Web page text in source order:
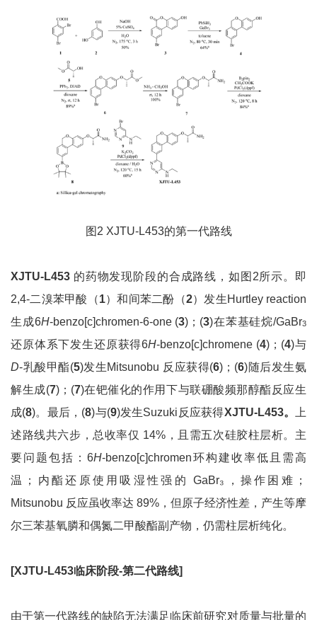
图2 XJTU-L453的第一代路线
XJTU-L453 的药物发现阶段的合成路线，如图2所示。即
2,4-二溴苯甲酸（1）和间苯二酚（2）发生Hurtley reaction
生成6H-benzo[c]chromen-6-one (3)；(3)在苯基硅烷/GaBr3
还原体系下发生还原获得6H-benzo[c]chromene (4)；(4)与
D-乳酸甲酯(5)发生Mitsunobu 反应获得(6)；(6)随后发生氨
解生成(7)；(7)在钯催化的作用下与联硼酸频那醇酯反应生
成(8)。最后，(8)与(9)发生Suzuki反应获得XJTU-L453。
上
述路线共六步，总收率仅 14%，且需五次硅胶柱层析。主
要问题包括：6H-benzo[c]chromen环构建收率低且需高
温；内酯还原使用吸湿性强的 GaBr₃，操作困难；
Mitsunobu 反应虽收率达 89%，但原子经济性差，产生等摩
尔三苯基氧膦和偶氮二甲酸酯副产物，仍需柱层析纯化。
[XJTU-L453临床阶段-第二代路线]
由于第一代路线的缺陷无法满足临床前研究对质量与批量的